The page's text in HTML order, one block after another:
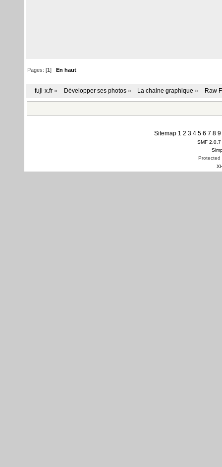
Pages: [1]En haut
fuji-x.fr » Développer ses photos» La chaine graphique » Raw
Sitemap 1 2 3 4 5 6 7 8 9
SMF 2.0.7